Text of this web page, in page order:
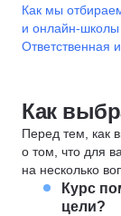
Как мы
и онлайн-школы
Ответственная
Как
Перед тем, как
о том, что для
на несколько
Курс
цели?